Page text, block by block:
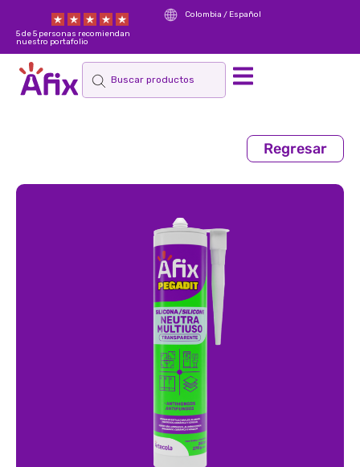
5 de 5 personas recomiendan
nuestro portafolio
Colombia / Español
Regresar